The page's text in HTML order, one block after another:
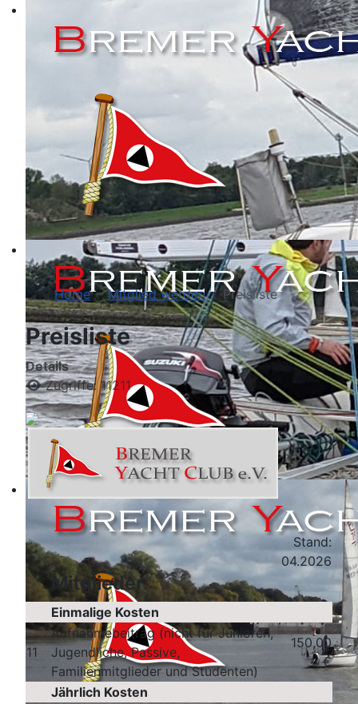
Home Mitglied werden Preisliste
Preisliste
Details
Zugriffe: 11211
Stand:
04.2026
Mitglieder
Einmalige Kosten
11
Aufnahmebeitrag (nicht für Junioren,
Jugendliche, Passive,
Familienmitglieder und Studenten)
150,00
€
Jährlich Kosten